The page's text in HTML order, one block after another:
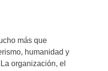
más que
humanidad y
organización, el